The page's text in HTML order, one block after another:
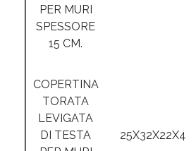
PER MURI
SPESSORE
15 CM.
COPERTINA
TORATA
LEVIGATA
DI TESTA
25X32X22X4